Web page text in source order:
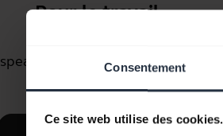
Consentement
Ce site web utilise des cookies.
Pour le travail
speakerphones pour bureaux
Découvrez notre gamme